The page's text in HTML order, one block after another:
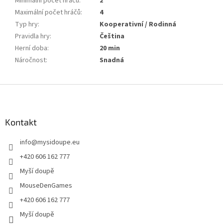
Maximální počet hráčů:
4
Typ hry:
Kooperativní / Rodinná
Pravidla hry:
Čeština
Herní doba:
20 min
Náročnost: Snadná
Kontakt
info@mysidoupe.eu
+420 606 162 777
Myší doupě
MouseDenGames
+420 606 162 777
Myší doupě